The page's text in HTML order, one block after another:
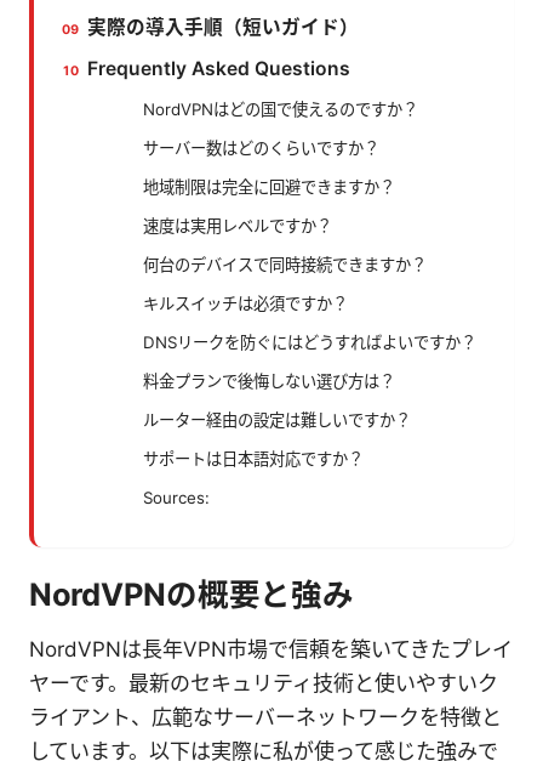
実際の導入手順（短いガイド）
Frequently Asked Questions
NordVPNはどの国で使えるのですか？
サーバー数はどのくらいですか？
地域制限は完全に回避できますか？
速度は実用レベルですか？
何台のデバイスで同時接続できますか？
キルスイッチは必須ですか？
DNSリークを防ぐにはどうすればよいですか？
料金プランで後悔しない選び方は？
ルーター経由の設定は難しいですか？
サポートは日本語対応ですか？
Sources:
NordVPNの概要と強み
NordVPNは長年VPN市場で信頼を築いてきたプレイ
ヤーです。最新のセキュリティ技術と使いやすいク
ライアント、広範なサーバーネットワークを特徴と
しています。以下は実際に私が使って感じた強みで